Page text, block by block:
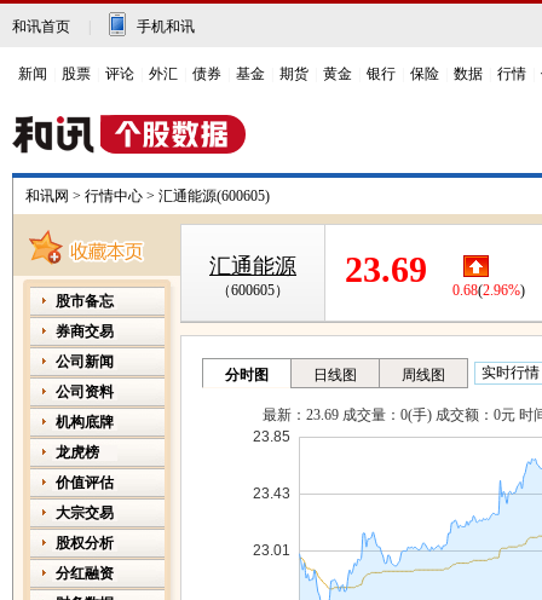
和讯首页 手机和讯
新闻 股票 评论 外汇 债券 基金 期货 黄金 银行 保险 数据 行情
和讯网 > 行情中心 > 汇通能源(600605)
股市备忘
券商交易
公司新闻
公司资料
机构底牌
龙虎榜
价值评估
大宗交易
股权分析
分红融资
汇通能源
（600605）
23.69
0.68(2.96%)